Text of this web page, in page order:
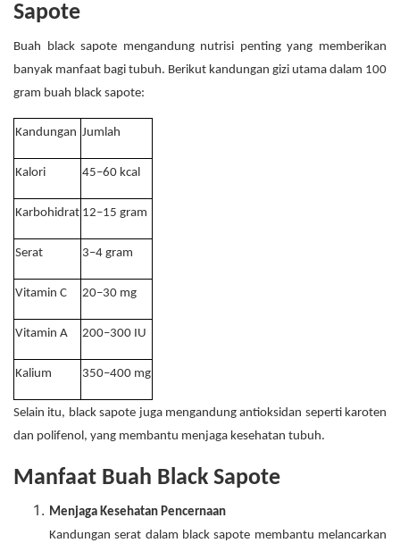
Sapote
Buah black sapote mengandung nutrisi penting yang memberikan
banyak manfaat bagi tubuh. Berikut kandungan gizi utama dalam 100
gram buah black sapote:
Kandungan Jumlah
Kalori 45–60 kcal
Karbohidrat 12–15 gram
Serat 3–4 gram
Vitamin C 20–30 mg
Vitamin A 200–300 IU
Kalium 350–400 mg
Selain itu, black sapote juga mengandung antioksidan seperti karoten
dan polifenol, yang membantu menjaga kesehatan tubuh.
Manfaat Buah Black Sapote
Menjaga Kesehatan Pencernaan
Kandungan serat dalam black sapote membantu melancarkan